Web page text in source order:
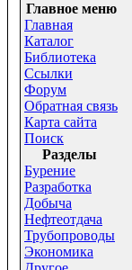
Главное меню
Главная
Каталог
Библиотека
Ссылки
Форум
Обратная связь
Карта сайта
Поиск
Раздeлы
Бурение
Разработка
Добыча
Нефтеотдача
Трубопроводы
Экономика